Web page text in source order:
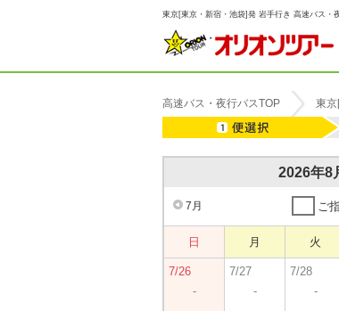
東京[東京・新宿・池袋]発 岩手行き 高速バス・
高速バス・夜行バスTOP 東
2026年8
7月 ご
日 月 火
7/26
-
7/27
-
7/28
-